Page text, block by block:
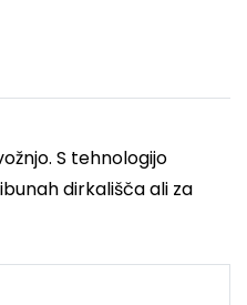
S tehnologijo
dirkališča ali za